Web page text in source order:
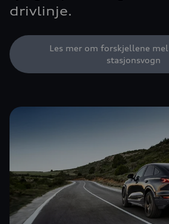
drivlinje.
Les mer om forskjellene
stasjonsvogn